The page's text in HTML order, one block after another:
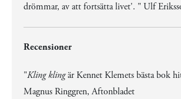
drömmar, av att fortsätta livet'. " Ulf
Recensioner
"Kling klingär Kennet Klemets bästa bok
Magnus Ringgren, Aftonbladet